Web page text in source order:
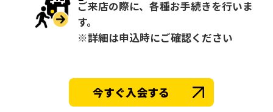
ご来店の際に、各種お手続きを行いま
す。
※詳細は申込時にご確認ください
今すぐ入会する